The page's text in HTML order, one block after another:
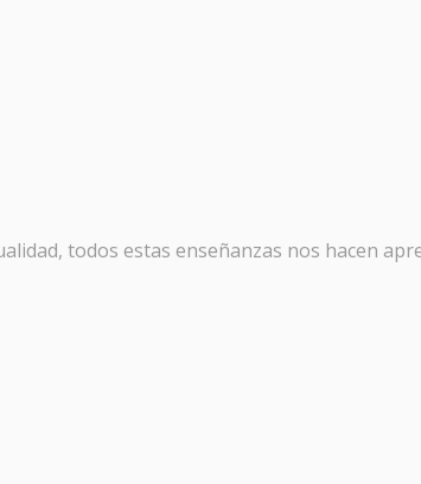
todos estas enseñanzas nos hacen